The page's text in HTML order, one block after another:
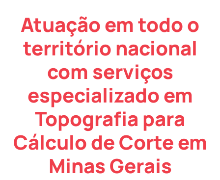
Atuação em todo o
território nacional
com serviços
especializado em
Topografia para
Cálculo de Corte em
Minas Gerais